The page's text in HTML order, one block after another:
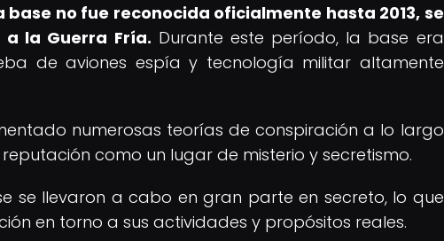
no fue reconocida oficialmente hasta 2013, se
la Guerra Fría. Durante este período, la base era
de aviones espía y tecnología militar altamente
numerosas teorías de conspiración a lo largo
como un lugar de misterio y secretismo.
se llevaron a cabo en gran parte en secreto, lo que
en torno a sus actividades y propósitos reales.